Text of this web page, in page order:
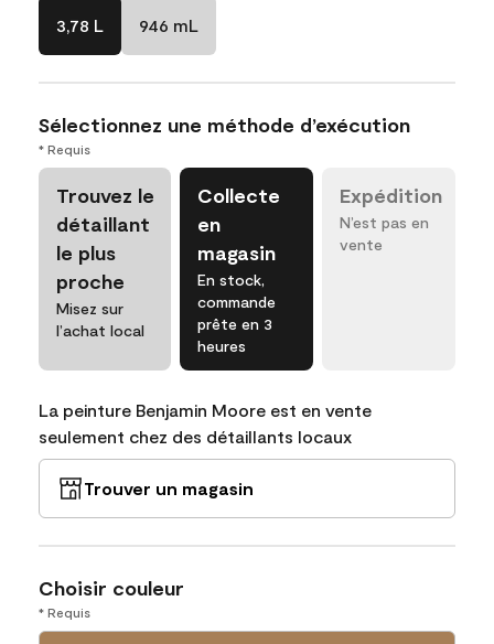
3,78 L 946 mL
Sélectionnez une méthode d’exécution
* Requis
Trouvez le
détaillant
le plus
proche
Misez sur
l’achat local
Collecte
en
magasin
En stock,
commande
prête en 3
heures
Expédition
N’est pas en
vente
La peinture Benjamin Moore est en vente
seulement chez des détaillants locaux
Trouver un magasin
Choisir couleur
* Requis